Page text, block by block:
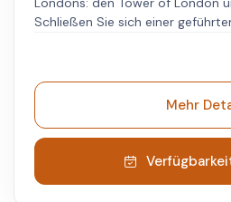
Schließen Sie sich einer
einheimischen Guide, der Sie
Spaziergang durch Westminster
Buckingham Palace, Downing
Abbey, Big Ben und den
bestimmten Tagen können Sie
Wachwechsels miterleben. Danach besuchen Sie den
Mehr